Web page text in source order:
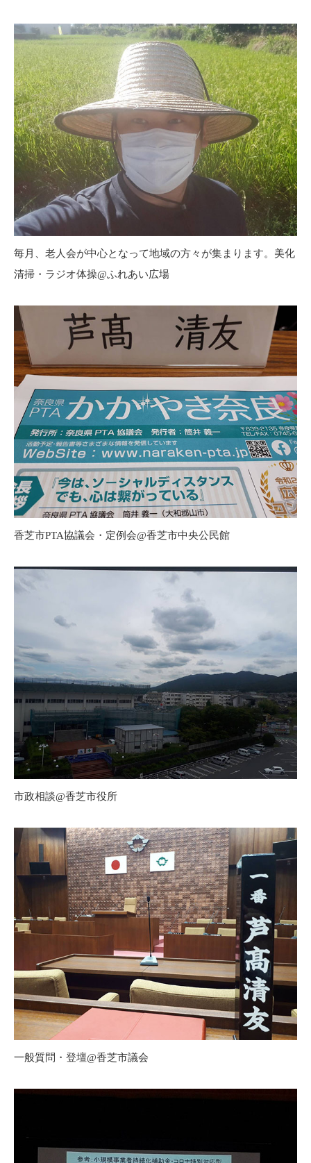
毎月、老人会が中心となって地域の方々が集まります。美化
清掃・ラジオ体操@ふれあい広場
香芝市PTA協議会・定例会@香芝市中央公民館
市政相談@香芝市役所
一般質問・登壇@香芝市議会